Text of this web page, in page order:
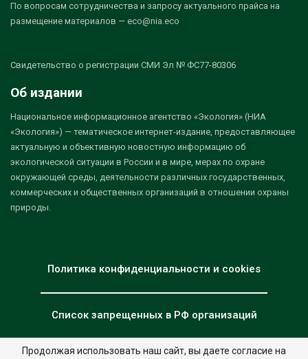
По вопросам сотрудничества и запросу актуального прайса на
размещение материалов — eco@nia.eco
Свидетельство о регистрации СМИ Эл № ФС77-80306
Об издании
Национальное информационное агентство «Экология» (НИА
«Экология») — тематическое интернет-издание, предоставляющее
актуальную и объективную новостную информацию об
экологической ситуации в России и в мире, мерах по охране
окружающей среды, деятельности различных государственных,
коммерческих и общественных организаций в отношении охраны
природы.
Политика конфиденциальности и cookies
Список запрещенных в РФ организаций
Продолжая использовать наш сайт, вы даете согласие на